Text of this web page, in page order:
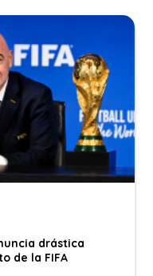
drástica
de la FIFA